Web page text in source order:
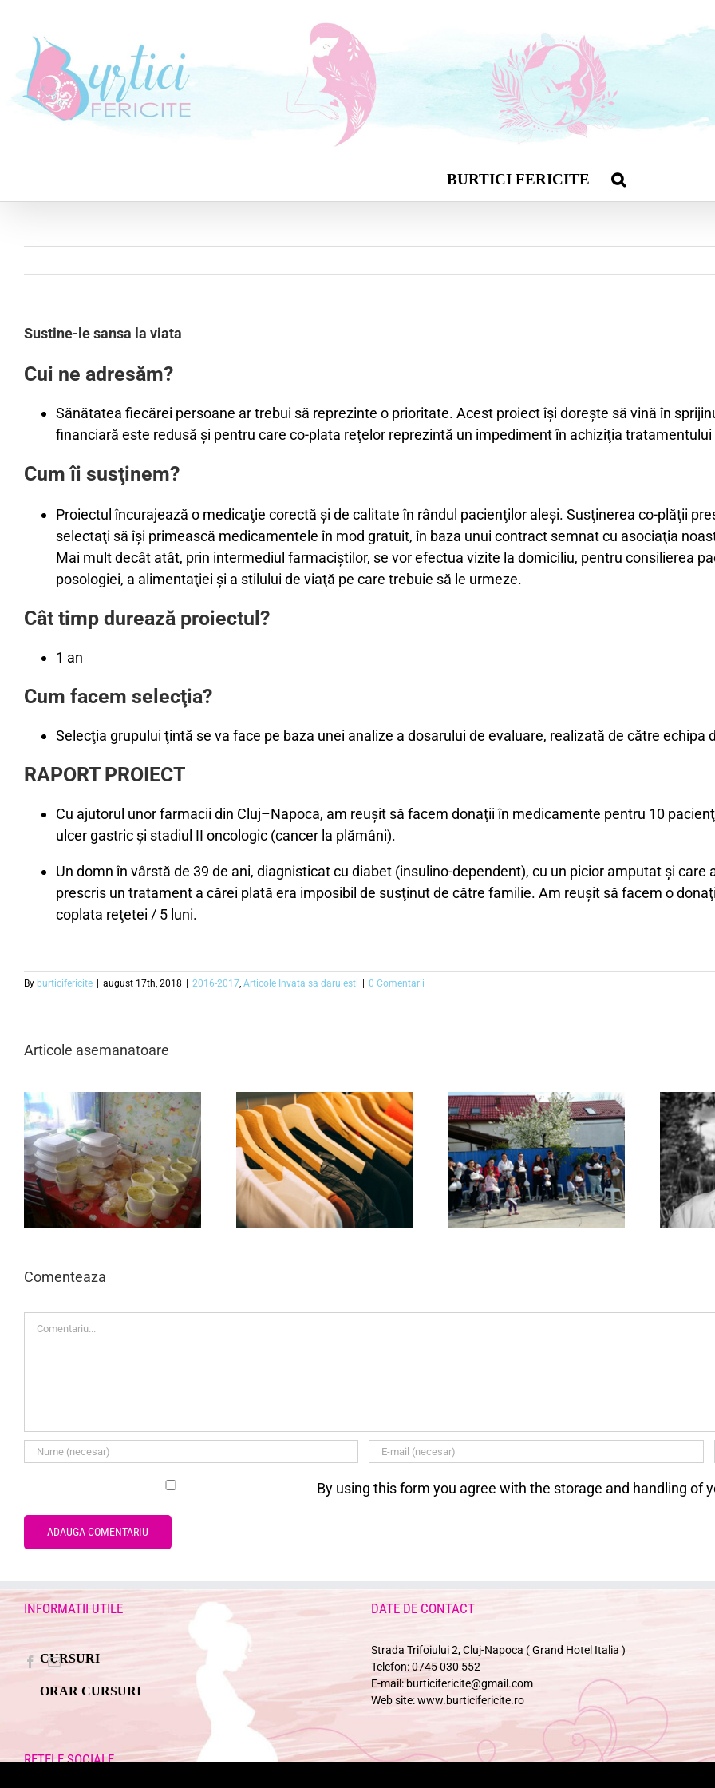
content
BURTICI FERICITE
Sustine-le sansa la viata
Cui ne adresăm?
Sănătatea fiecărei persoane ar trebui să reprezinte o prioritate. Acest proiect îşi doreşte să vină în
financiară este redusă şi pentru care co-plata reţelor reprezintă un impediment în achiziţia
Cum îi susţinem?
Proiectul încurajează o medicaţie corectă şi de calitate în rândul pacienţilor aleşi. Susţinerea co-plăţii
selectaţi să îşi primească medicamentele în mod gratuit, în baza unui contract semnat cu asociaţia
Mai mult decât atât, prin intermediul farmaciştilor, se vor efectua vizite la domiciliu, pentru consilierea
posologiei, a alimentaţiei şi a stilului de viaţă pe care trebuie să le urmeze.
Cât timp durează proiectul?
1 an
Cum facem selecţia?
Selecţia grupului ţintă se va face pe baza unei analize a dosarului de evaluare, realizată de către echipa
RAPORT PROIECT
Cu ajutorul unor farmacii din Cluj–Napoca, am reuşit să facem donaţii în medicamente pentru 10
ulcer gastric şi stadiul II oncologic (cancer la plămâni).
Un domn în vârstă de 39 de ani, diagnisticat cu diabet (insulino-dependent), cu un picior amputat şi
prescris un tratament a cărei plată era imposibil de susţinut de către familie. Am reuşit să facem o
coplata reţetei / 5 luni.
By burticifericite | august 17th, 2018 | 2016-2017 Articole Invata sa daruiesti | 0 Comentarii
Articole asemanatoare
Haina nu îl face pe om O masă caldă pentru ei Invata sa fii mai aproape de ei
Comenteaza
Comment
By using this form you agree with the storage and handling of
INFORMATII UTILE
CURSURI
ORAR CURSURI
RETELE SOCIALE
DATE DE CONTACT
Strada Trifoiului 2, Cluj-Napoca ( Grand Hotel Italia )
Telefon:0745 030 552
E-mail:burticifericite@gmail.com
Web site:www.burticifericite.ro